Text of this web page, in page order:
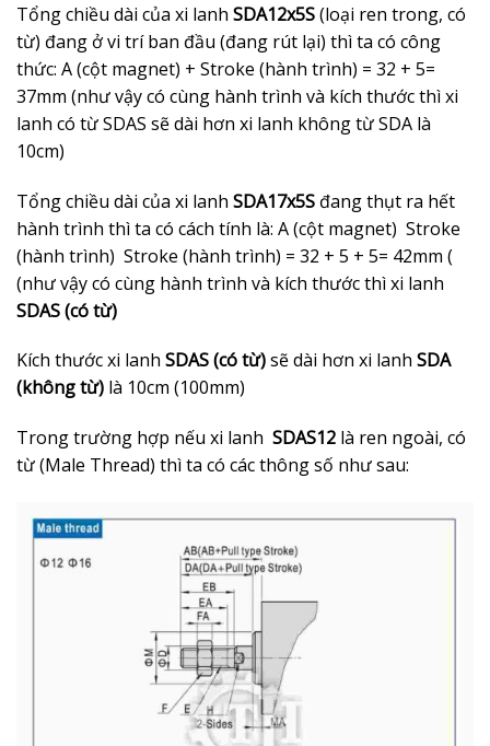
Tổng chiều dài của xi lanh SDA12x5S(loại ren trong, có
từ) đang ở vi trí ban đầu (đang rút lại) thì ta có công
thức: A (cột magnet) + Stroke (hành trình) = 32 + 5=
37mm (như vậy có cùng hành trình và kích thước thì xi
lanh có từ SDAS sẽ dài hơn xi lanh không từ SDA là
10cm)
Tổng chiều dài của xi lanh SDA17x5S đang thụt ra hết
hành trình thì ta có cách tính là: A (cột magnet) Stroke
(hành trình) Stroke (hành trình) = 32 + 5 + 5= 42mm (
(như vậy có cùng hành trình và kích thước thì xi lanh
SDAS (có từ)
Kích thước xi lanh SDAS (có từ)sẽ dài hơn xi lanh SDA
(không từ) là 10cm (100mm)
Trong trường hợp nếu xi lanh SDAS12 là ren ngoài, có
từ (Male Thread) thì ta có các thông số như sau: